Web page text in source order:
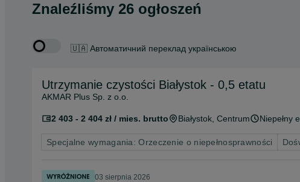
Znaleźliśmy 26 ogłoszeń
🇺🇦 Автоматичний переклад українською
Utrzymanie czystości Białystok - 0,5 etatu
AKMAR Plus Sp. z o.o.
2 403 - 2 404 zł / mies. brutto Białystok , Centrum Niepełny
Specjalne wymagania: Orzeczenie o niepełnosprawności
03 sierpnia 2026